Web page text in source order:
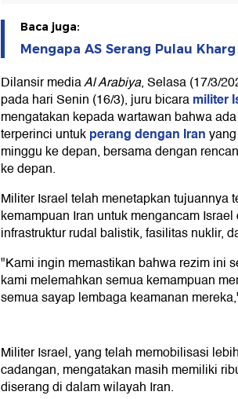
Baca juga:
Mengapa AS Serang Pulau
Dilansir mediaAl Arabiya, Selasa (17/3/
pada hari Senin (16/3), juru bicaramiliter
mengatakan kepada wartawan bahwa
terperinci untukperang dengan Iran
minggu ke depan, bersama dengan
ke depan.
Militer Israel telah menetapkan tujuannya
kemampuan Iran untuk mengancam
infrastruktur rudal balistik, fasilitas nuklir,
"Kami ingin memastikan bahwa rezim ini
kami melemahkan semua kemampuan
semua sayap lembaga keamanan
Militer Israel, yang telah memobilisasi
cadangan, mengatakan masih memiliki
diserang di dalam wilayah Iran.